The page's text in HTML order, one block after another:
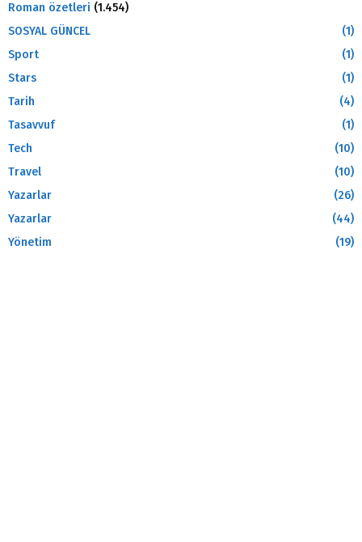
Roman özetleri (1.454)
SOSYAL GÜNCEL
(1)
Sport
(1)
Stars
(1)
Tarih
(4)
Tasavvuf
(1)
Tech
(10)
Travel
(10)
Yazarlar
(26)
Yazarlar
(44)
Yönetim
(19)